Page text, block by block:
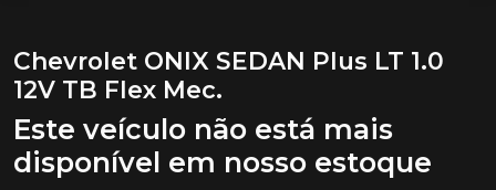
Chevrolet ONIX SEDAN Plus LT 1.0
12V TB Flex Mec.
Este veículo não está mais
disponível em nosso estoque